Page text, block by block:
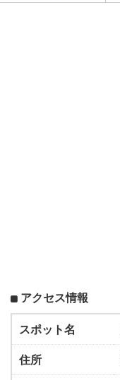
アクセス情報
スポット名
住所